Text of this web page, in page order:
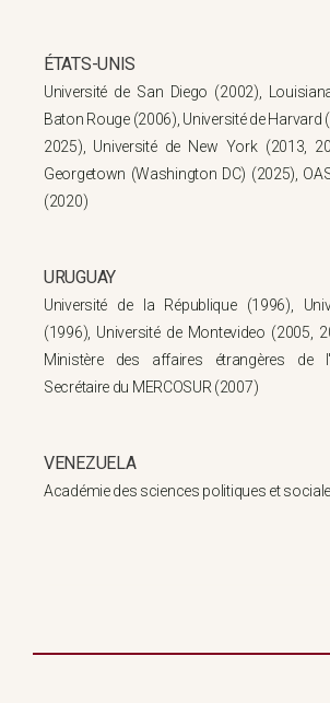
ÉTATS-UNIS
Université de San Diego (2002),
Baton Rouge (2006), Université de Harvard
2025), Université de New York (2013,
Georgetown (Washington DC) (2025),
(2020)
URUGUAY
Université de la République (1996),
(1996), Université de Montevideo (2005,
Ministère des affaires étrangères de
Secrétaire du MERCOSUR (2007)
VENEZUELA
Académie des sciences politiques et